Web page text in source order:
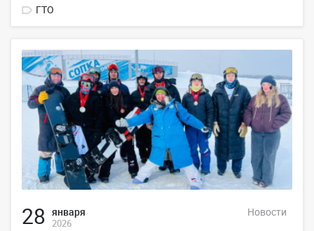
ГТО
28 января
2026
Новости